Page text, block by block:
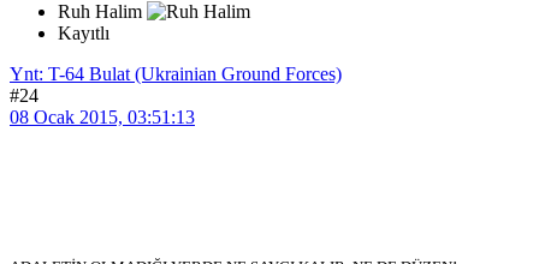
Ruh Halim
Kayıtlı
Ynt: T-64 Bulat (Ukrainian Ground Forces)
#24
08 Ocak 2015, 03:51:13